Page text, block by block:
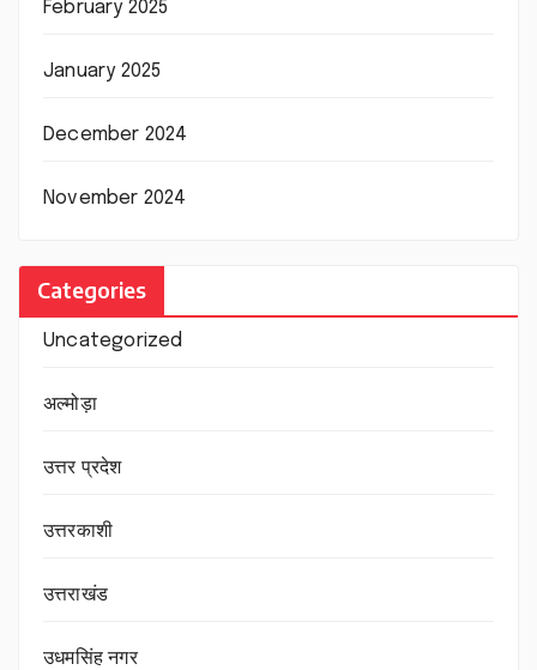
February 2025
January 2025
December 2024
November 2024
Categories
Uncategorized
अल्मोड़ा
उत्तर प्रदेश
उत्तरकाशी
उत्तराखंड
उधमसिंह नगर